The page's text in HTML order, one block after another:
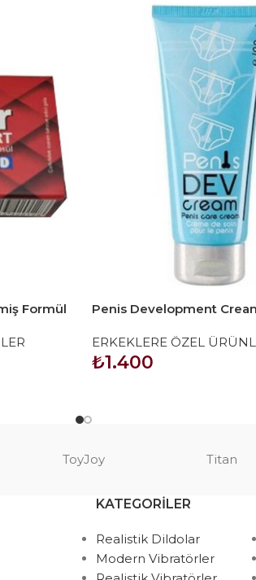
Formül
Penis Development
ERKEKLERE ÖZEL
₺1.400
ToyJoy Titan
KATEGORILER
Realistik Dildolar
Modern Vibratörler